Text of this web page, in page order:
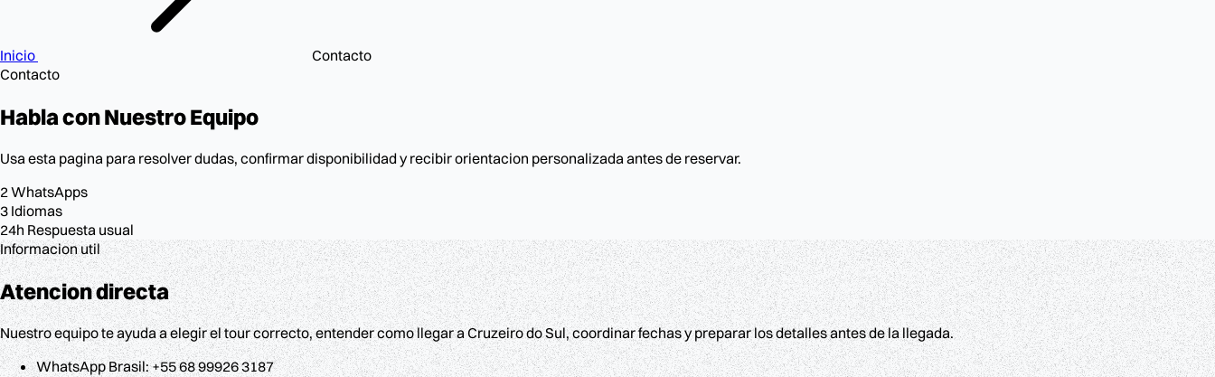
Inicio
Contacto
Contacto
Habla conNuestro Equipo
Usa esta pagina para resolver dudas, confirmar disponibilidad y recibir orientacion personalizada antes de reservar.
2 WhatsApps
3 Idiomas
24h Respuesta usual
Informacion util
Atencion directa
Nuestro equipo te ayuda a elegir el tour correcto, entender como llegar a Cruzeiro do Sul, coordinar fechas y preparar los detalles antes de la llegada.
WhatsApp Brasil: +55 68 99926 3187